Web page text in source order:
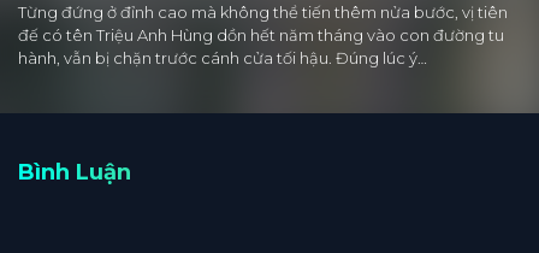
Từng đứng ở đỉnh cao mà không thể tiến thêm nửa bước, vị tiên
đế có tên Triệu Anh Hùng dồn hết năm tháng vào con đường tu
hành, vẫn bị chặn trước cánh cửa tối hậu. Đúng lúc ý…
Bình Luận